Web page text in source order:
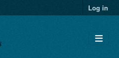
Log in